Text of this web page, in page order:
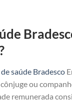
saúde Bradesco
cônjuge ou
remunerada